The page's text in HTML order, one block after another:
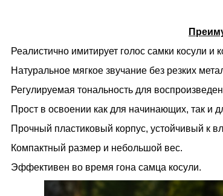
Реалистично имитирует голос самки косули и
Натуральное мягкое звучание без резких
Регулируемая тональность для
Прост в освоении как для начинающих, так и
Прочный пластиковый корпус, устойчивый к
Компактный размер и небольшой вес.
Эффективен во время гона самца косули.